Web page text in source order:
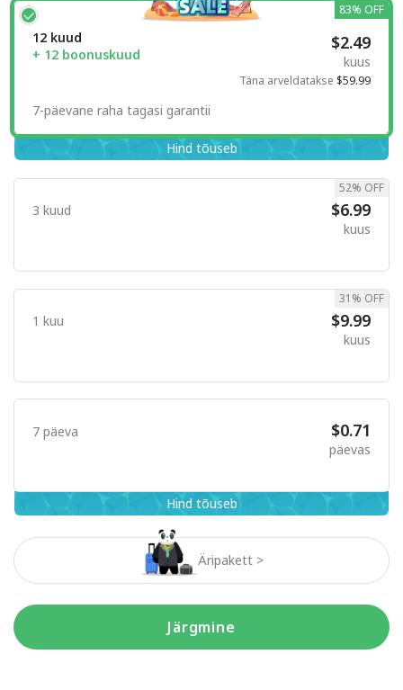
Äripakett >
12 kuud
+ 12 boonuskuud
$2.49
kuus
Täna arveldatakse $59.99
83% OFF
7-päevane raha tagasi garantii
Hind tõuseb
3 kuud $6.99
kuus
52% OFF
1 kuu $9.99
kuus
31% OFF
7 päeva $0.71
päevas
Hind tõuseb
Järgmine